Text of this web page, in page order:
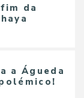
da
a Águeda